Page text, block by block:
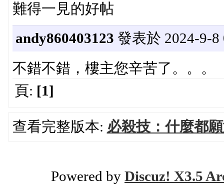
難得一見的好帖
andy860403123 發表於 2024-9-8
不錯不錯，樓主您辛苦了。。。
頁: [1]
查看完整版本: 必殺技：什麼都
Powered by Discuz! X3.5